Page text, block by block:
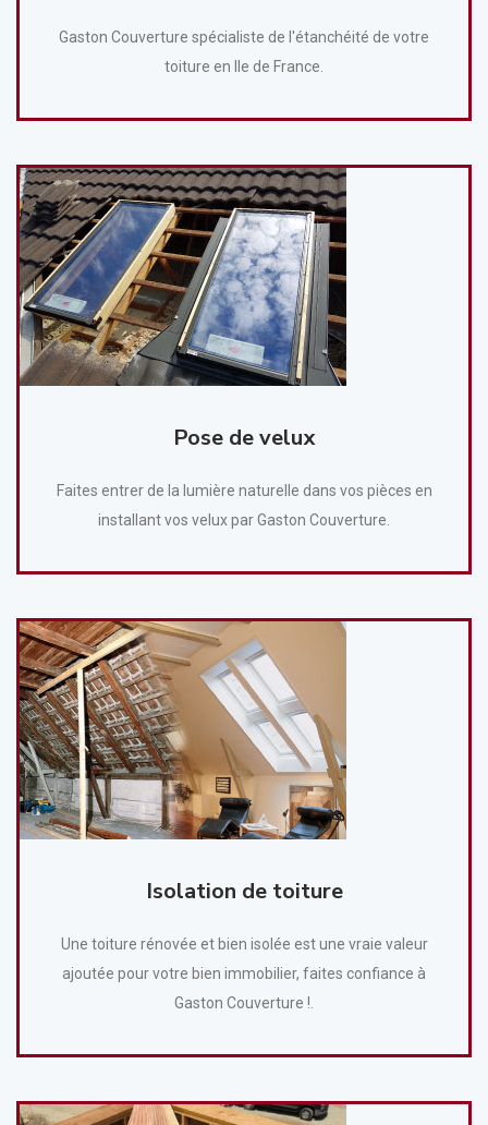
Gaston Couverture spécialiste de l'étanchéité de votre
toiture en Ile de France.
Pose de velux
Faites entrer de la lumière naturelle dans vos pièces en
installant vos velux par Gaston Couverture.
Isolation de toiture
Une toiture rénovée et bien isolée est une vraie valeur
ajoutée pour votre bien immobilier, faites confiance à
Gaston Couverture !.